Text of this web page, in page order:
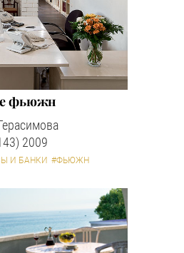
фьюжн
2009
И БАНКИ #ФЬЮЖН